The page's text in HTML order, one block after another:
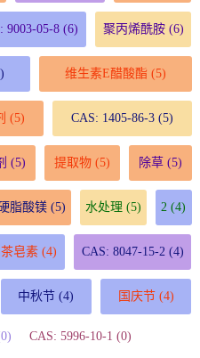
9003-05-8 (6) 聚丙烯酰胺(6)
维生素E醋酸酯 (5)
(5) CAS: 1405-86-3(5)
(5) 提取物(5) 除草(5)
脂酸镁(5) 水处理 (5) 2 (4)
茶皂素 (4) CAS: 8047-15-2 (4)
中秋节 (4) 国庆节(4)
CAS: 5996-10-1 (0)